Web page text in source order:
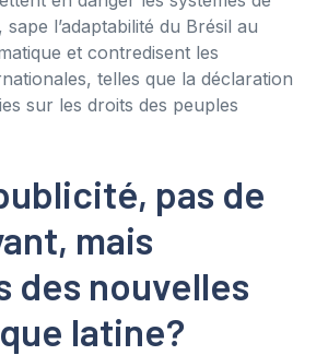
l’adaptabilité du Brésil au
et contredisent les
telles que la déclaration
sur les droits des peuples
pas de
mais
des nouvelles
latine?